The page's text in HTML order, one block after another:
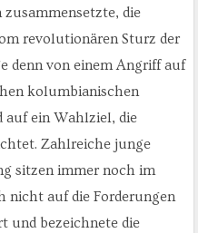
die
revolutionären Sturz der
denn von einem Angriff auf
kolumbianischen
ein Wahlziel, die
Zahlreiche junge
sitzen immer noch im
nicht auf die Forderungen
und bezeichnete die